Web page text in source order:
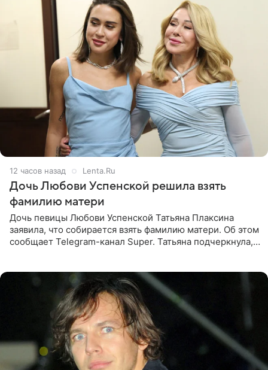
12 часов назад Lenta.Ru
Дочь Любови Успенской решила взять
фамилию матери
Дочь певицы Любови Успенской Татьяна Плаксина
заявила, что собирается взять фамилию матери. Об этом
сообщает Telegram-канал Super. Татьяна подчеркнула,